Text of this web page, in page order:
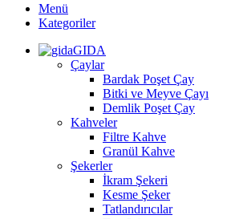
Menü
Kategoriler
GIDA
Çaylar
Bardak Poşet Çay
Bitki ve Meyve Çayı
Demlik Poşet Çay
Kahveler
Filtre Kahve
Granül Kahve
Şekerler
İkram Şekeri
Kesme Şeker
Tatlandırıcılar